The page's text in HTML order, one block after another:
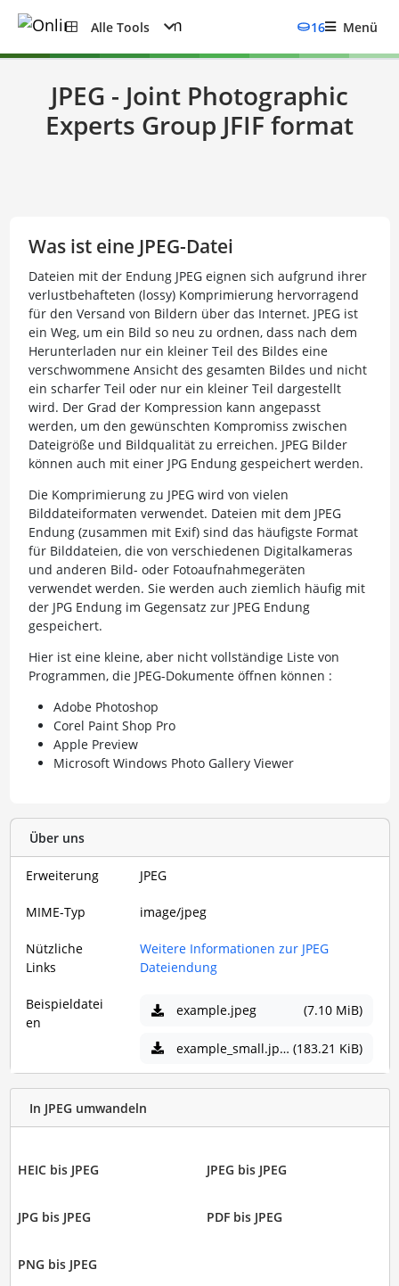
Alle Tools 16 Menü
JPEG - Joint Photographic
Experts Group JFIF format
Was ist eine JPEG-Datei
Dateien mit der Endung JPEG eignen sich aufgrund ihrer
verlustbehafteten (lossy) Komprimierung hervorragend
für den Versand von Bildern über das Internet. JPEG ist
ein Weg, um ein Bild so neu zu ordnen, dass nach dem
Herunterladen nur ein kleiner Teil des Bildes eine
verschwommene Ansicht des gesamten Bildes und nicht
ein scharfer Teil oder nur ein kleiner Teil dargestellt
wird. Der Grad der Kompression kann angepasst
werden, um den gewünschten Kompromiss zwischen
Dateigröße und Bildqualität zu erreichen. JPEG Bilder
können auch mit einer JPG Endung gespeichert werden.
Die Komprimierung zu JPEG wird von vielen
Bilddateiformaten verwendet. Dateien mit dem JPEG
Endung (zusammen mit Exif) sind das häufigste Format
für Bilddateien, die von verschiedenen Digitalkameras
und anderen Bild- oder Fotoaufnahmegeräten
verwendet werden. Sie werden auch ziemlich häufig mit
der JPG Endung im Gegensatz zur JPEG Endung
gespeichert.
Hier ist eine kleine, aber nicht vollständige Liste von
Programmen, die JPEG-Dokumente öffnen können :
Adobe Photoshop
Corel Paint Shop Pro
Apple Preview
Microsoft Windows Photo Gallery Viewer
Über uns
Erweiterung JPEG
MIME-Typ image/jpeg
Nützliche
Links
Weitere Informationen zur JPEG
Dateiendung
Beispieldatei
en
example.jpeg (7.10 MiB)
example_small.jpeg (183.21 KiB)
In JPEG umwandeln
HEIC bis JPEG JPEG bis JPEG
JPG bis JPEG PDF bis JPEG
PNG bis JPEG